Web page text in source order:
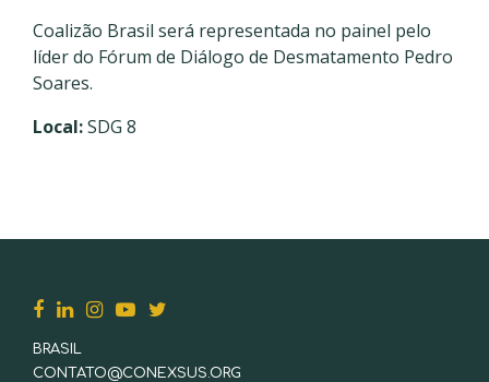
Coalizão Brasil será representada no painel pelo
líder do Fórum de Diálogo de Desmatamento Pedro
Soares.
Local:SDG 8
BRASIL
CONTATO@CONEXSUS.ORG